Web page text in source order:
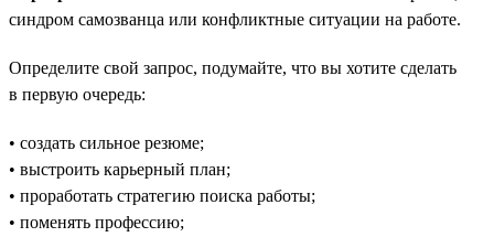
синдром самозванца или конфликтные ситуации на работе.
Определите свой запрос, подумайте, что вы хотите сделать
в первую очередь:
• создать сильное резюме;
• выстроить карьерный план;
• проработать стратегию поиска работы;
• поменять профессию;